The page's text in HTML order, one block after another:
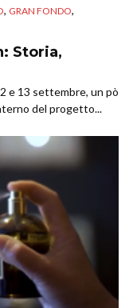
, GRAN FONDO,
Storia,
e 13 settembre, un pò
del progetto...